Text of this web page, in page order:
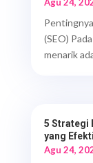
(SEO)
menarik
5 Strategi
yang
Agu 24,